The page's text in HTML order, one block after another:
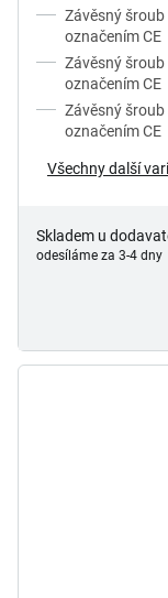
Závěsný šroub
označením CE
Závěsný šroub
označením CE
Závěsný šroub
označením CE
Všechny další
Skladem u
odesíláme za 3-4 dny